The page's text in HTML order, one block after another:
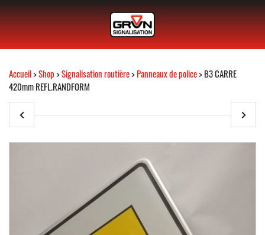
Accueil>Shop>Signalisation routière>Panneaux de police> B3 CARRE
420mm REFL.RANDFORM